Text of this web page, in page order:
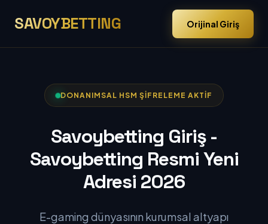
SAVOYBETTING Orijinal Giriş
DONANIMSAL HSM ŞIFRELEME AKTIF
Savoybetting Giriş -
Savoybetting Resmi Yeni
Adresi 2026
E-gaming dünyasının kurumsal altyapı